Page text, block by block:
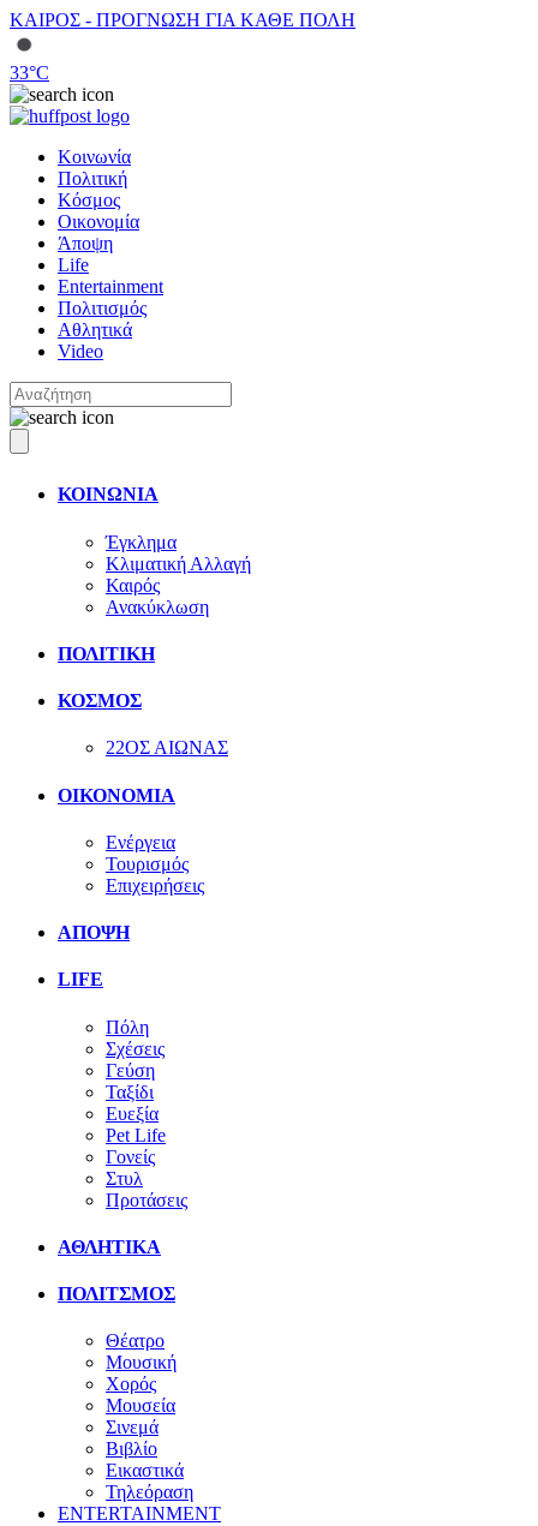
ΚΑΙΡΟΣ - ΠΡΟΓΝΩΣΗ ΓΙΑ ΚΑΘΕ ΠΟΛΗ
33°C
Κοινωνία
Πολιτική
Κόσμος
Οικονομία
Άποψη
Life
Entertainment
Πολιτισμός
Αθλητικά
Video
ΚΟΙΝΩΝΙΑ
Έγκλημα
Κλιματική Αλλαγή
Καιρός
Ανακύκλωση
ΠΟΛΙΤΙΚΗ
ΚΟΣΜΟΣ
22ΟΣ ΑΙΩΝΑΣ
ΟΙΚΟΝΟΜΙΑ
Ενέργεια
Τουρισμός
Επιχειρήσεις
ΑΠΟΨΗ
LIFE
Πόλη
Σχέσεις
Γεύση
Ταξίδι
Ευεξία
Pet Life
Γονείς
Στυλ
Προτάσεις
ΑΘΛΗΤΙΚΑ
ΠΟΛΙΤΣΜΟΣ
Θέατρο
Μουσική
Χορός
Μουσεία
Σινεμά
Βιβλίο
Εικαστικά
Τηλεόραση
ENTERTAINMENT